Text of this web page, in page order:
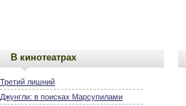
В кинотеатрах
Третий лишний
Джунгли: в поисках Марсупилами